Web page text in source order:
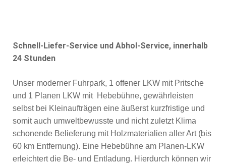
Schnell-Liefer-Service und Abhol-Service, innerhalb
24 Stunden
Unser moderner Fuhrpark, 1 offener LKW mit Pritsche
und 1 Planen LKW mit Hebebühne, gewährleisten
selbst bei Kleinaufträgen eine äußerst kurzfristige und
somit auch umweltbewusste und nicht zuletzt Klima
schonende Belieferung mit Holzmaterialien aller Art (bis
60 km Entfernung). Eine Hebebühne am Planen-LKW
erleichtert die Be- und Entladung. Hierdurch können wir